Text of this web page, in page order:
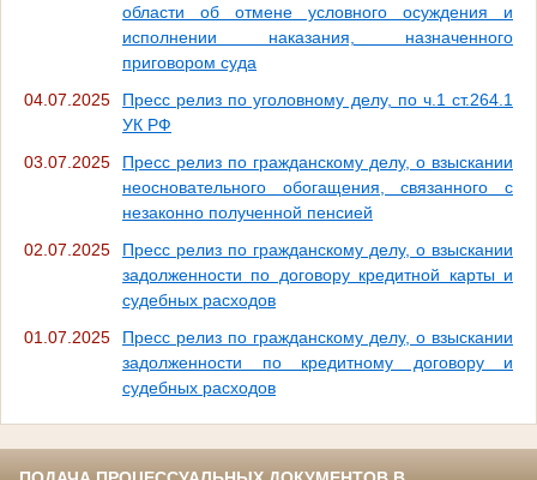
области об отмене условного осуждения и
исполнении наказания, назначенного
приговором суда
04.07.2025
Пресс релиз по уголовному делу, по ч.1 ст.264.1
УК РФ
03.07.2025
Пресс релиз по гражданскому делу, о взыскании
неосновательного обогащения, связанного с
незаконно полученной пенсией
02.07.2025
Пресс релиз по гражданскому делу, о взыскании
задолженности по договору кредитной карты и
судебных расходов
01.07.2025
Пресс релиз по гражданскому делу, о взыскании
задолженности по кредитному договору и
судебных расходов